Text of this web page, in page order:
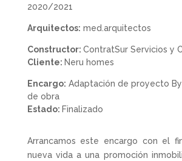
2020/2021
Arquitectos: med.arquitectos
Constructor: ContratSur Servicios y
Cliente: Neru homes
Encargo: Adaptación de proyecto
de obra
Estado: Finalizado
Arrancamos este encargo con el
nueva vida a una promoción